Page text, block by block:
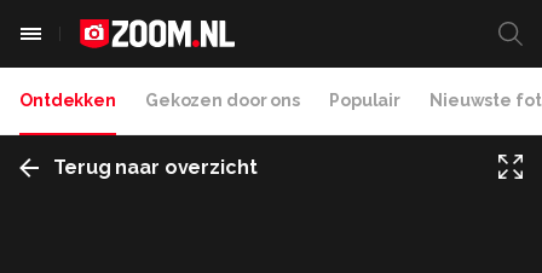
Ontdekken Gekozen door ons Populair Nieuwste
Terug naar overzicht